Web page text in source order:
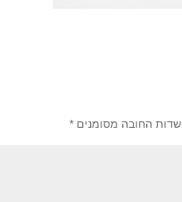
שדות החובה מסומנים *